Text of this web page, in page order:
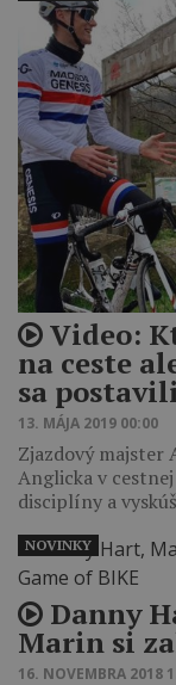
Video:
na ceste
sa
13. MÁJA 2019 00:00
Zjazdový majster
Anglicka v
disciplíny a
Danny
Marin si
16. NOVEMBRA 2018
NOVINKY